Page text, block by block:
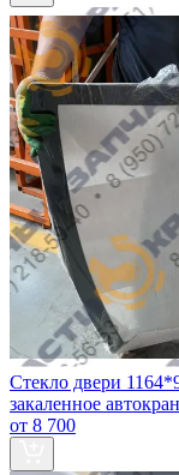
Стекло двери
закаленное
от 8 700